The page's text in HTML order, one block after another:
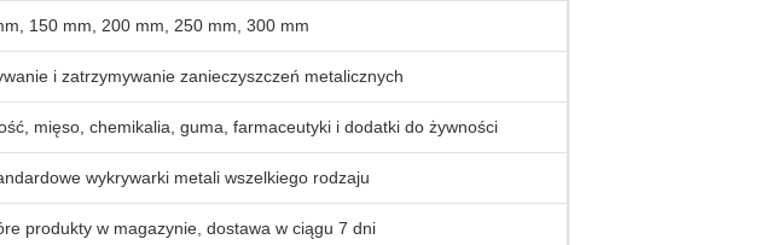
150 mm, 200 mm, 250 mm, 300 mm
i zatrzymywanie zanieczyszczeń metalicznych
mięso, chemikalia, guma, farmaceutyki i dodatki do żywności
wykrywarki metali wszelkiego rodzaju
produkty w magazynie, dostawa w ciągu 7 dni